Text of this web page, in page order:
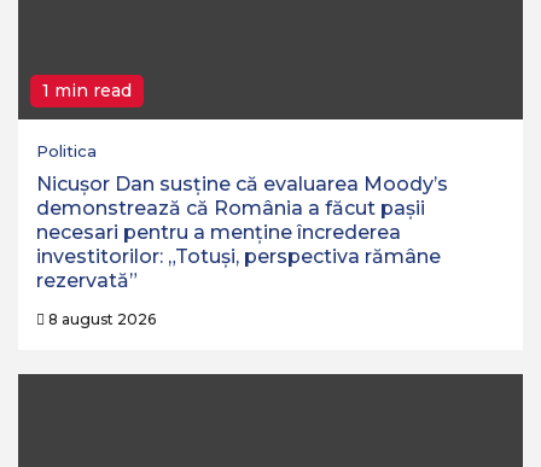
1 min read
Politica
Nicușor Dan susține că evaluarea Moody’s
demonstrează că România a făcut pașii
necesari pentru a menține încrederea
investitorilor: „Totuși, perspectiva rămâne
rezervată”
8 august 2026